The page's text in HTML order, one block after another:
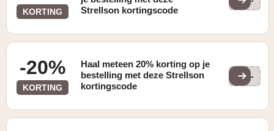
KORTING
Strellson kortingscode
-20%
KORTING
Haal meteen 20% korting op je
bestelling met deze Strellson
kortingscode
NL-